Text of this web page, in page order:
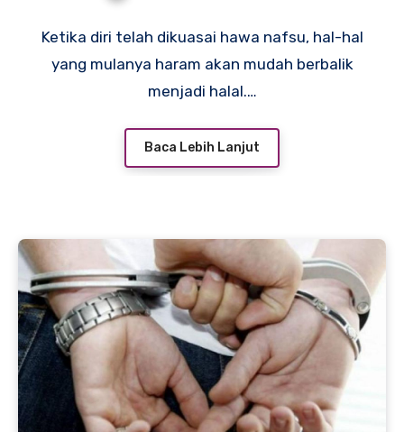
Ketika diri telah dikuasai hawa nafsu, hal-hal
yang mulanya haram akan mudah berbalik
menjadi halal.…
Baca Lebih Lanjut